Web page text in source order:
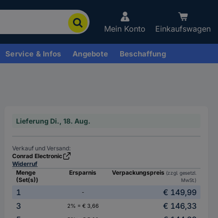
Mein Konto Einkaufswagen
Service & Infos Angebote Beschaffung
Lieferung Di., 18. Aug.
Verkauf und Versand:
Conrad Electronic
Widerruf
Menge
(Set(s))
Ersparnis Verpackungspreis (zzgl. gesetzl.
MwSt.)
1 -
€ 149,99
3
2% = € 3,66
€ 146,33